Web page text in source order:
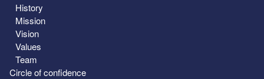
History
Mission
Vision
Values
Team
Circle of confidence